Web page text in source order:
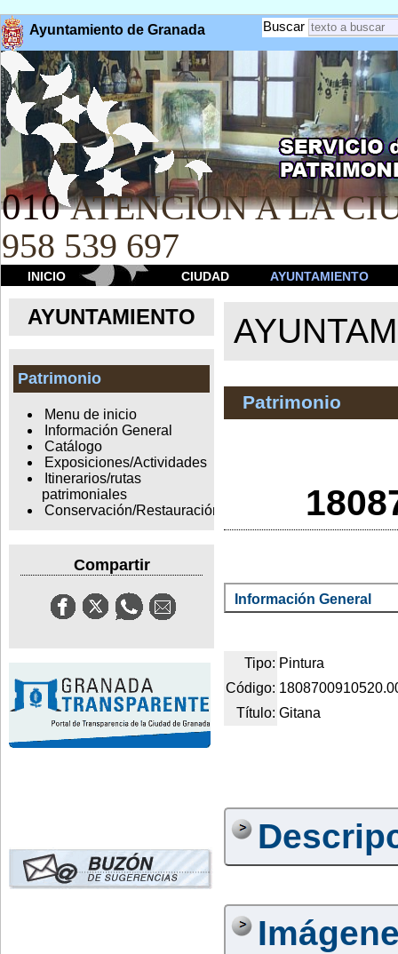
Ayuntamiento de Granada Buscar
010 ATENCION A LA
958 539 697
INICIO CIUDAD AYUNTAMIENTO
AYUNTAMIENTO
Patrimonio
Menu de inicio
Información General
Catálogo
Exposiciones/Actividades
Itinerarios/rutas
patrimoniales
Conservación/Restauración
Compartir
Patrimonio
Información General
Tipo: Pintura
Código:
Título: Gitana